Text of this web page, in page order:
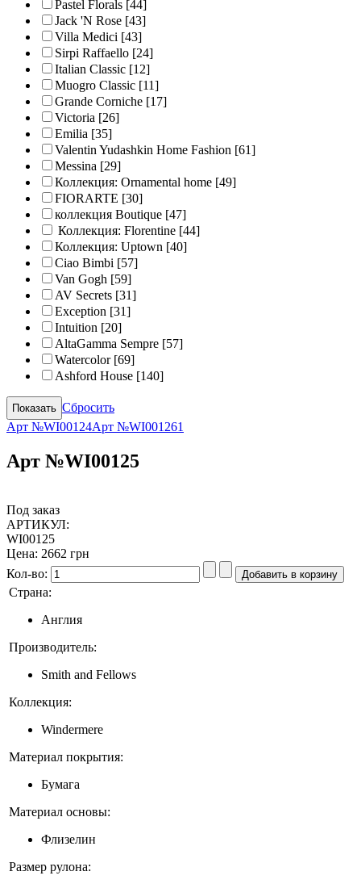
Pastel Florals [44]
Jack 'N Rose [43]
Villa Medici [43]
Sirpi Raffaello [24]
Italian Classic [12]
Muogro Сlassic [11]
Grande Corniche [17]
Victoria [26]
Emilia [35]
Valentin Yudashkin Home Fashion [61]
Messina [29]
Коллекция: Ornamental home [49]
FIORARTE [30]
коллекция Boutique [47]
Коллекция: Florentine [44]
Коллекция: Uptown [40]
Ciao Bimbi [57]
Van Gogh [59]
AV Secrets [31]
Exception [31]
Intuition [20]
AltaGamma Sempre [57]
Watercolor [69]
Ashford House [140]
Сбросить
Арт №WI00124Арт №WI001261
Арт №WI00125
Под заказ
АРТИКУЛ:
WI00125
Цена: 2662 грн
Кол-во:
Страна:
Англия
Производитель:
Smith and Fellows
Коллекция:
Windermere
Материал покрытия:
Бумага
Материал основы:
Флизелин
Размер рулона: